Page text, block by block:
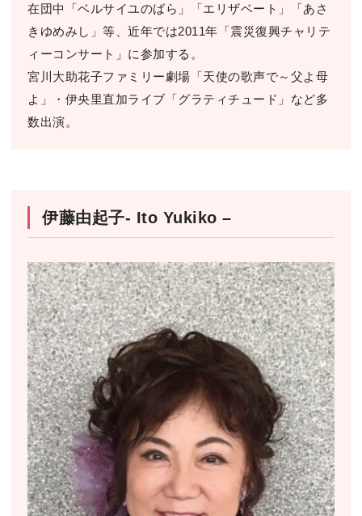
在団中「ベルサイユのばら」「エリザベート」「あさ
きゆめみし」等、近年では2011年「震災復興チャリテ
ィーコンサート」に参加する。
宮川大助花子ファミリー劇場「天使の歌声で～父よ母
よ」・伊央里直加ライブ「グラティチュード」など多
数出演。
伊藤由起子- Ito Yukiko –